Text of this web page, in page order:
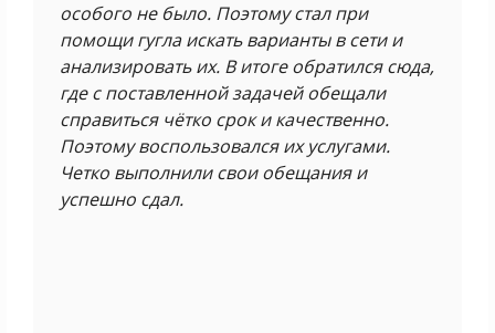
особого не было. Поэтому стал при
помощи гугла искать варианты в сети и
анализировать их. В итоге обратился сюда,
где с поставленной задачей обещали
справиться чётко срок и качественно.
Поэтому воспользовался их услугами.
Четко выполнили свои обещания и
успешно сдал.